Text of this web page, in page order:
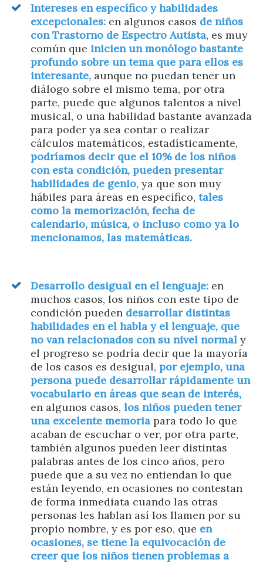
Intereses en específico y habilidades
excepcionales: en algunos casos de niños
con Trastorno de Espectro Autista, es muy
común que inicien un monólogo bastante
profundo sobre un tema que para ellos es
interesante, aunque no puedan tener un
diálogo sobre el mismo tema, por otra
parte, puede que algunos talentos a nivel
musical, o una habilidad bastante avanzada
para poder ya sea contar o realizar
cálculos matemáticos, estadísticamente,
podríamos decir que el 10% de los niños
con esta condición, pueden presentar
habilidades de genio, ya que son muy
hábiles para áreas en específico, tales
como la memorización, fecha de
calendario, música, o incluso como ya lo
mencionamos, las matemáticas.
Desarrollo desigual en el lenguaje: en
muchos casos, los niños con este tipo de
condición pueden desarrollar distintas
habilidades en el habla y el lenguaje, que
no van relacionados con su nivel normal y
el progreso se podría decir que la mayoría
de los casos es desigual, por ejemplo, una
persona puede desarrollar rápidamente un
vocabulario en áreas que sean de interés,
en algunos casos, los niños pueden tener
una excelente memoria para todo lo que
acaban de escuchar o ver, por otra parte,
también algunos pueden leer distintas
palabras antes de los cinco años, pero
puede que a su vez no entiendan lo que
están leyendo, en ocasiones no contestan
de forma inmediata cuando las otras
personas les hablan así los llamen por su
propio nombre, y es por eso, que en
ocasiones, se tiene la equivocación de
creer que los niños tienen problemas a